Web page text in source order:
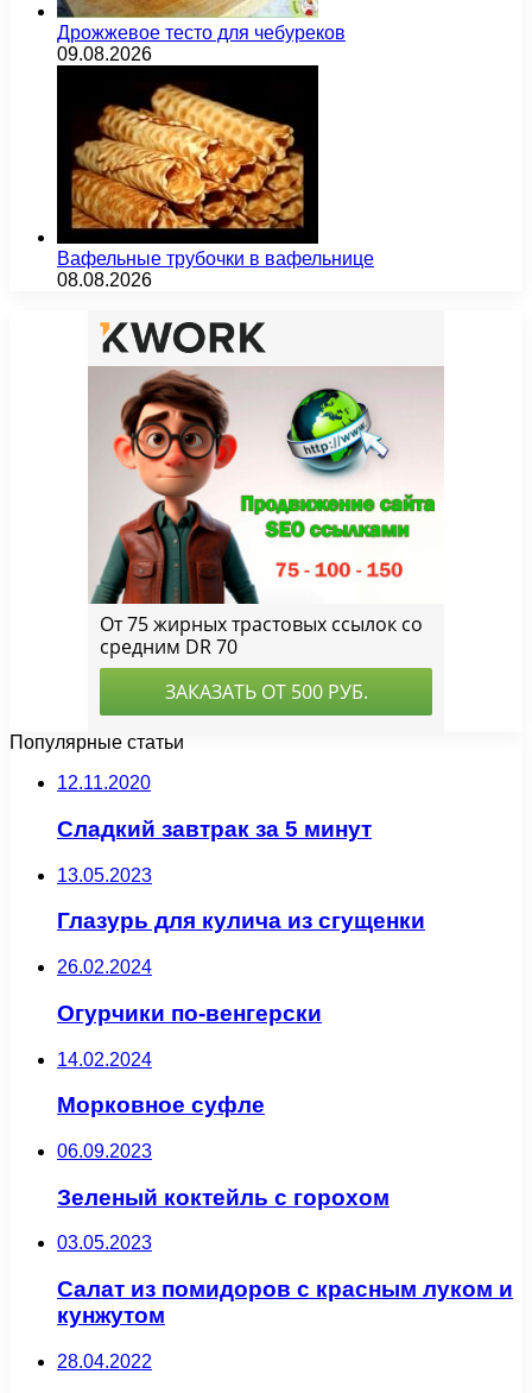
Дрожжевое тесто для чебуреков
09.08.2026
Вафельные трубочки в вафельнице
08.08.2026
Популярные статьи
12.11.2020
Сладкий завтрак за 5 минут
13.05.2023
Глазурь для кулича из сгущенки
26.02.2024
Огурчики по-венгерски
14.02.2024
Морковное суфле
06.09.2023
Зеленый коктейль с горохом
03.05.2023
Салат из помидоров с красным луком и
кунжутом
28.04.2022